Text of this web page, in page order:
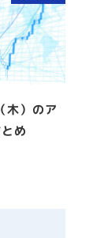
木）のア
め